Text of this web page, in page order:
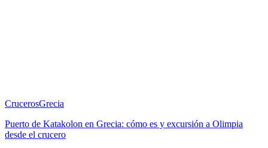
CrucerosGrecia
Puerto de Katakolon en Grecia: cómo es y excursión a Olimpia
desde el crucero